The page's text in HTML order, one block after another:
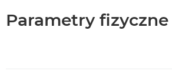
Parametry fizyczne